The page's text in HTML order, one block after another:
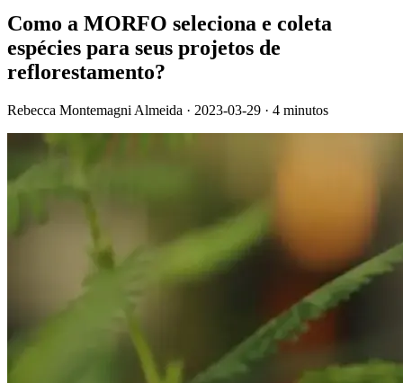
Como a MORFO seleciona e coleta
espécies para seus projetos de
reflorestamento?
Rebecca Montemagni Almeida · 2023-03-29 · 4 minutos